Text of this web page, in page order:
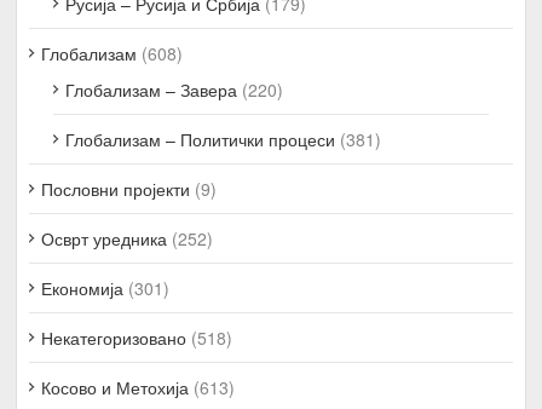
Глобализам (608)
Глобализам – Завера (220)
Глобализам – Политички процеси (381)
Пословни пројекти (9)
Осврт уредника (252)
Економија (301)
Некатегоризовано (518)
Косово и Метохија (613)